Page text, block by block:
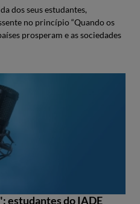
dos seus estudantes,
no princípio “Quando os
prosperam e as sociedades
estudantes do IADE